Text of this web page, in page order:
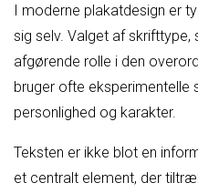
I moderne plakatdesign er
sig selv. Valget af skrifttype,
afgørende rolle i den
bruger ofte eksperimentelle
personlighed og karakter.
Teksten er ikke blot en
et centralt element, der